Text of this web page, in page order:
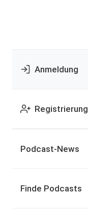
Anmeldung
Registrierung
Podcast-News
Finde Podcasts